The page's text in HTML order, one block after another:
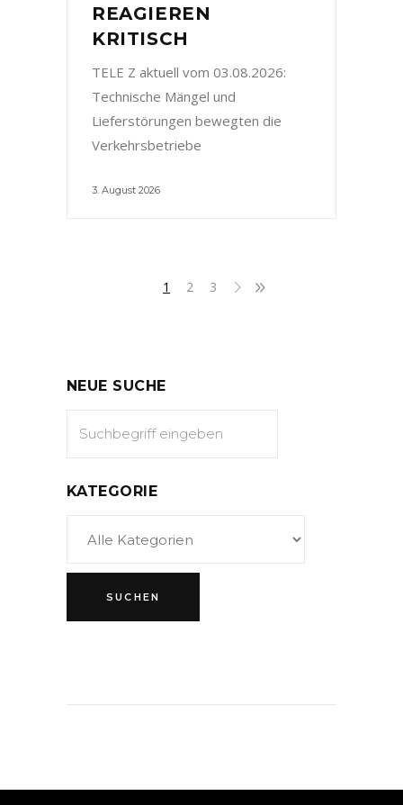
REAGIEREN
KRITISCH
TELE Z aktuell vom 03.08.2026:
Technische Mängel und
Lieferstörungen bewegten die
Verkehrsbetriebe
3. August 2026
1 2 3
NEUE SUCHE
KATEGORIE